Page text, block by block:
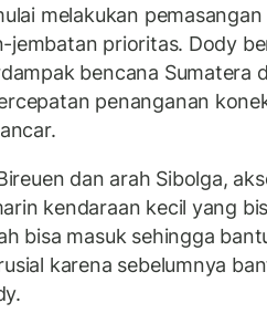
melakukan
jembatan prioritas. Dody
bencana Sumatera
penanganan
dan arah Sibolga,
kendaraan kecil yang
bisa masuk sehingga
karena sebelumnya